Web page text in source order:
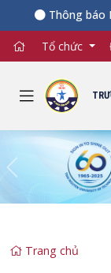
Thông báo
Tổ chức
Previous
Trang chủ